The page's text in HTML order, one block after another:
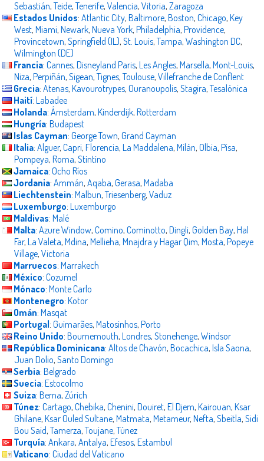
Sebastián,Teide,Tenerife, Valencia, Vitoria, Zaragoza
Estados Unidos: Atlantic City, Baltimore, Boston, Chicago, Key
West, Miami, Newark, Nueva York, Philadelphia, Providence,
Provincetown, Springfield (IL), St. Louis,Tampa, Washington DC,
Wilmington (DE)
Francia: Cannes, Disneyland Paris, Les Angles, Marsella, Mont-Louis,
Niza, Perpiñán, Sigean,Tignes,Toulouse, Villefranche de Conflent
Grecia: Atenas, Kavourotrypes, Ouranoupolis, Stagira,Tesalónica
Haití: Labadee
Holanda: Ámsterdam, Kinderdijk, Rotterdam
Hungría: Budapest
Islas Cayman: George Town, Grand Cayman
Italia: Alguer, Capri, Florencia, La Maddalena, Milán, Olbia, Pisa,
Pompeya, Roma, Stintino
Jamaica: Ocho Ríos
Jordania: Ammán, Aqaba, Gerasa, Madaba
Liechtenstein: Malbun,Triesenberg, Vaduz
Luxemburgo: Luxemburgo
Maldivas: Malé
Malta: Azure Window, Comino, Cominotto, Dingli, Golden Bay, Hal
Far, La Valeta, Mdina, Mellieha, Mnajdra y Hagar Qim, Mosta, Popeye
Village, Victoria
Marruecos: Marrakech
México: Cozumel
Mónaco: Monte Carlo
Montenegro: Kotor
Omán: Masqat
Portugal: Guimarães, Matosinhos, Porto
Reino Unido: Bournemouth, Londres, Stonehenge, Windsor
República Dominicana: Altos de Chavón, Bocachica, Isla Saona,
Juan Dolio, Santo Domingo
Serbia: Belgrado
Suecia: Estocolmo
Suiza: Berna, Zúrich
Túnez: Cartago, Chebika, Chenini, Douiret, El Djem, Kairouan, Ksar
Ghilane, Ksar Ouled Sultane, Matmata, Metameur, Nefta, Sbeitla, Sidi
Bou Said,Tamerza,Toujane,Túnez
Turquía: Ankara, Antalya, Efesos, Estambul
Vaticano: Ciudad del Vaticano